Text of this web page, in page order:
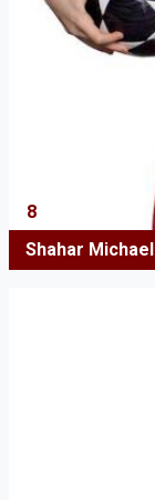
8
Shahar Michael